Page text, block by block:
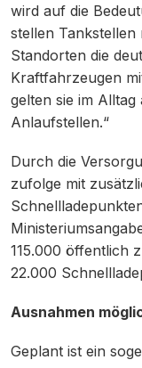
wird auf die
stellen
Standorten die
Kraftfahrzeugen
gelten sie im
Anlaufstellen.“
Durch die
zufolge mit
115.000 öffentlich
22.000
Ausnahmen
Geplant ist ein